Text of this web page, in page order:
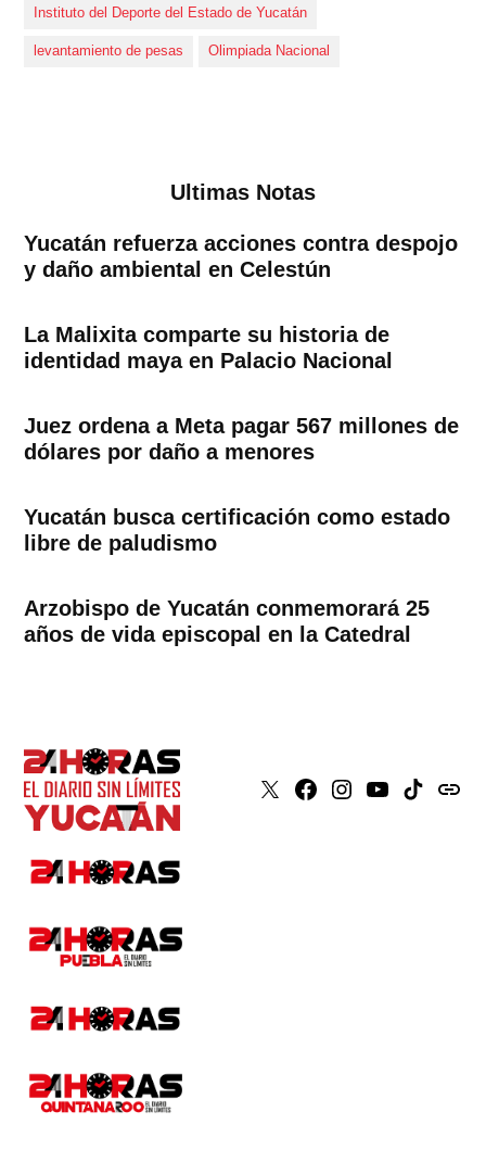
Instituto del Deporte del Estado de Yucatán
levantamiento de pesas Olimpiada Nacional
Ultimas Notas
Yucatán refuerza acciones contra despojo
y daño ambiental en Celestún
La Malixita comparte su historia de
identidad maya en Palacio Nacional
Juez ordena a Meta pagar 567 millones de
dólares por daño a menores
Yucatán busca certificación como estado
libre de paludismo
Arzobispo de Yucatán conmemorará 25
años de vida episcopal en la Catedral
X Faceboook
Instagram
YoutubeTiktokissuu